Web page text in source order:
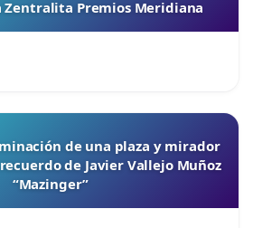
Zentralita Premios Meridiana
de una plaza y mirador
de Javier Vallejo Muñoz
“Mazinger”